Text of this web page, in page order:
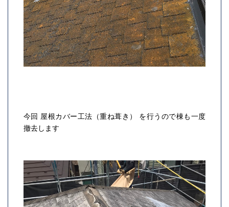
今回 屋根カバー工法（重ね葺き）
を行うので棟も一度
撤去します